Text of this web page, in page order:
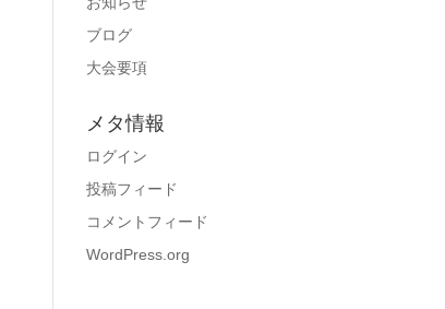
ブログ
大会要項
メタ情報
ログイン
投稿フィード
コメントフィード
WordPress.org